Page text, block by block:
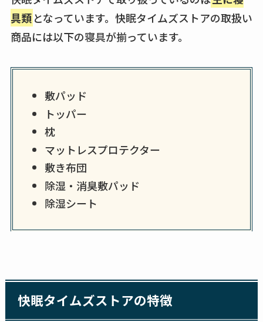
具類となっています。快眠タイムズストアの取扱い
商品には以下の寝具が揃っています。
敷パッド
トッパー
枕
マットレスプロテクター
敷き布団
除湿・消臭敷パッド
除湿シート
快眠タイムズストアの特徴